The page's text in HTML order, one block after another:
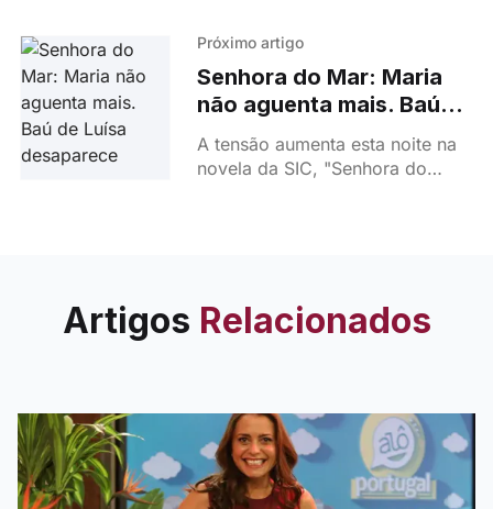
noite de passagem de ano.
Próximo artigo
Senhora do Mar: Maria
não aguenta mais. Baú
de Luísa desaparece
A tensão aumenta esta noite na
novela da SIC, "Senhora do
Artigos Relacionados